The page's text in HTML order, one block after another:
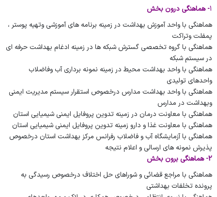
1
-هماهنگی درون بخش
هماهنگی با واحد آموزش بهداشت در زمینه برنامه های آموزشی وتهیه پوستر ،
پمفلت وتراکت
هماهنگی با گروه تخصصی گسترش شبکه ها در زمینه ادغام بهداشت حرفه ای
در سیستم شبکه
هماهنگی باواحد بهداشت محیط در زمینه نمونه برداری آب وفاضلاب
واحدهای تولیدی
هماهنگی با واحد بهداشت مدارس درخصوص استقرار سیستم مدیریت ایمنی
وبهداشت در مدارس
هماهنگی با معاونت درمان در زمینه تدوین پروفایل ایمنی شیمیایی استان
هماهنگی با معاونت غذا و دارو زمینه تدوین پروفایل ایمنی شیمیایی استان
هماهنگی با آزمایشگاه آب و فاضلاب رفرانس مرکز بهداشت استان درخصوص
پذیرش نمونه های ارسالی و اعلام نتیجه
2- هماهنگی برون بخش
هماهنگی با مراجع قضائی و شوراهای حل اختلاف درخصوص رسیدگی به
پرونده تخلفات بهداشتی